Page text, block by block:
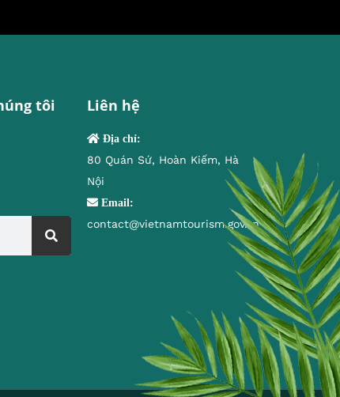
tôi Liên hệ
Địa chỉ:
80 Quán Sứ, Hoàn Kiếm, Hà
Nội
Email:
contact@vietnamtourism.gov.vn